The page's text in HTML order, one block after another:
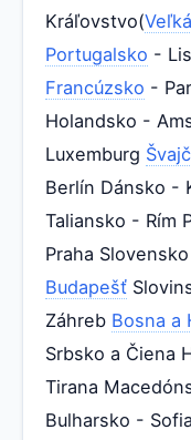
Kráľovstvo(
Portugalsko -
Francúzsko -
Holandsko -
Luxemburg
Berlín Dánsko -
Taliansko - Rím
Praha
Budapešť
Záhreb Bosna a
Srbsko a Čiena
Tirana
Bulharsko -